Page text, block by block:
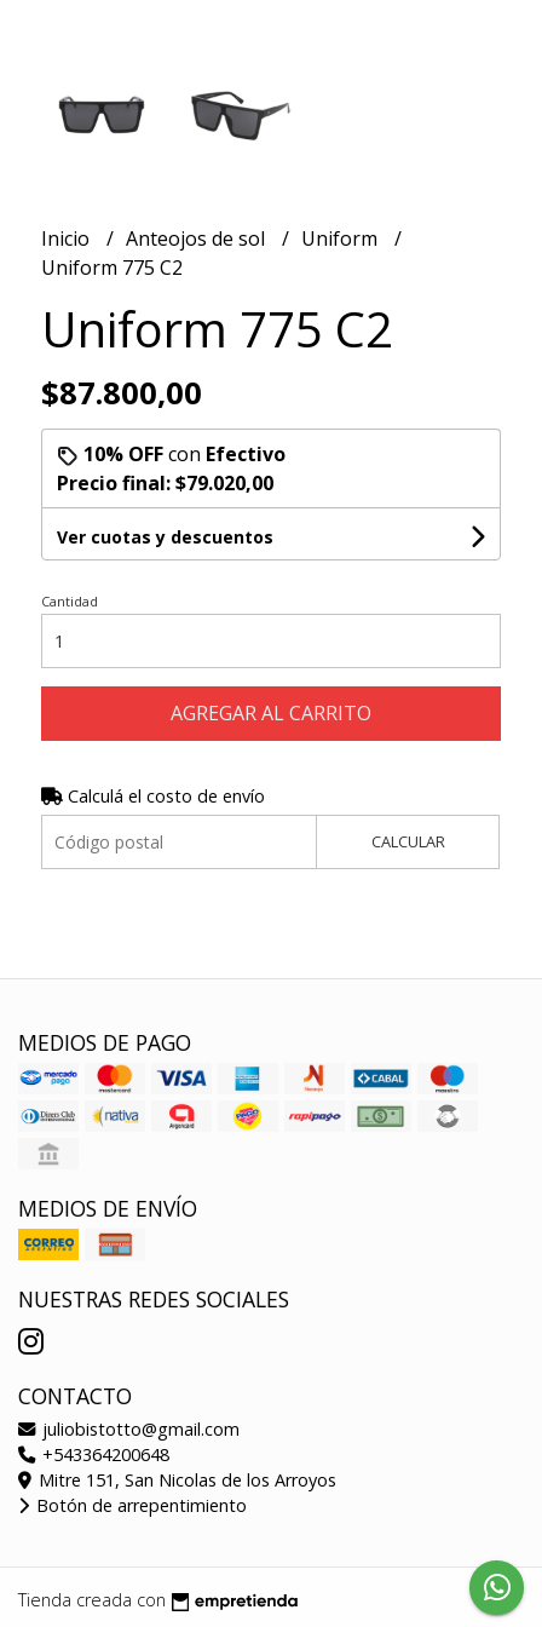
Inicio Anteojos de sol
Uniform
Uniform 775 C2
Uniform 775 C2
$87.800,00
10% OFFcon Efectivo
Precio final:$79.020,00
Ver cuotas y descuentos
Cantidad
AGREGAR AL CARRITO
Calculá el costo de envío
CALCULAR
MEDIOS DE PAGO
MEDIOS DE ENVÍO
NUESTRAS REDES SOCIALES
CONTACTO
juliobistotto@gmail.com
+543364200648
Mitre 151, San Nicolas de los Arroyos
Botón de arrepentimiento
Tienda creada con